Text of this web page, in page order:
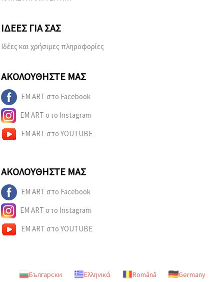
ΙΔΈΕΣ ΓΙΑ ΣΑΣ
Ιδέες και χρήσιμες πληροφορίες
ΑΚΟΛΟΥΘΉΣΤΕ ΜΑΣ
EM ART στο Facebook
EM ART στο Instagram
EM ART στο YOUTUBE
ΑΚΟΛΟΥΘΉΣΤΕ ΜΑΣ
EM ART στο Facebook
EM ART στο Instagram
EM ART στο YOUTUBE
Български Ελληνικά Română Germany